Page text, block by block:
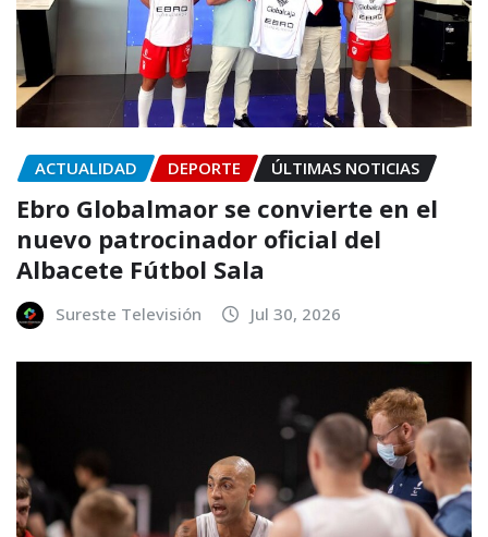
ACTUALIDAD DEPORTE ÚLTIMAS NOTICIAS
Ebro Globalmaor se convierte en el
nuevo patrocinador oficial del
Albacete Fútbol Sala
Sureste Televisión Jul 30, 2026